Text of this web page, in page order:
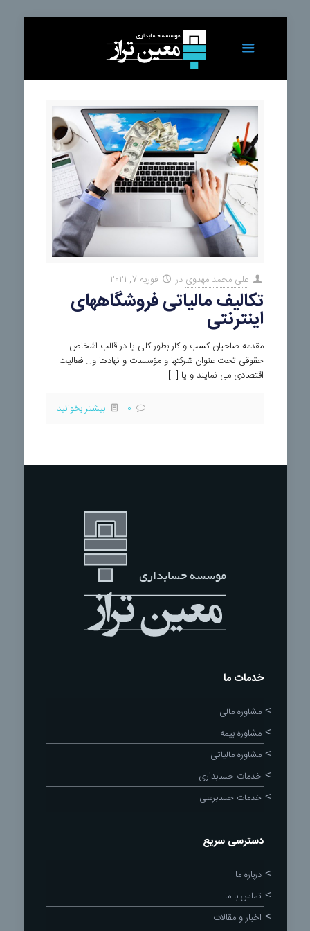
علی محمد مهدوی در فوریه 7, 2021
تکالیف مالیاتی فروشگاههای
اینترنتی
مقدمه صاحبان کسب و کار بطور کلی یا در قالب اشخاص
حقوقی تحت عنوان شرکتها و مؤسسات و نهادها و… فعالیت
اقتصادی می نمایند و یا […]
0 بیشتر بخوانید
خدمات ما
مشاوره مالی
مشاوره بیمه
مشاوره مالیاتی
خدمات حسابداری
خدمات حسابرسی
دسترسی سریع
درباره ما
تماس با ما
اخبار و مقالات